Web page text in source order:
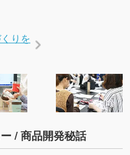
りを
/ 商品開発秘話